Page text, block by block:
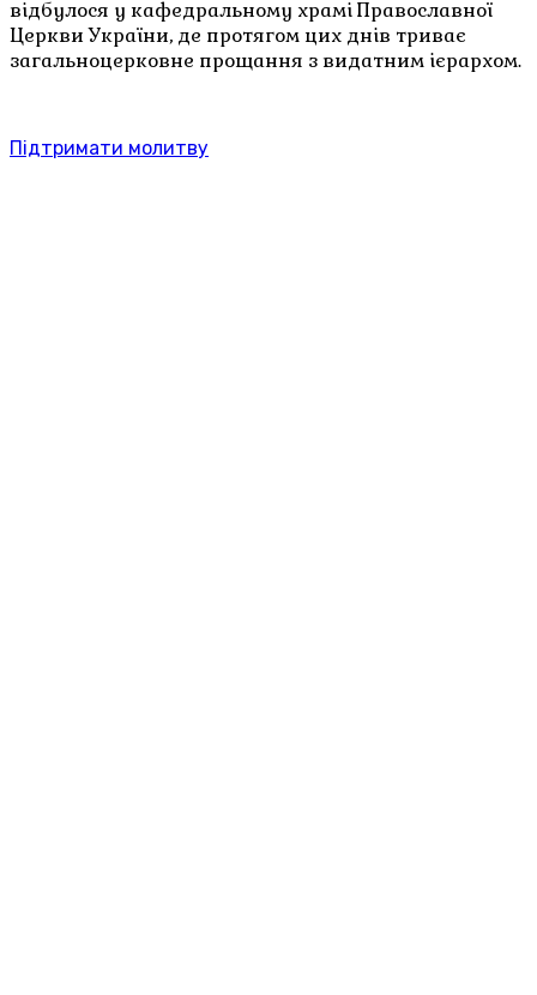
відбулося у кафедральному храмі Православної
Церкви України, де протягом цих днів триває
загальноцерковне прощання з видатним ієрархом.
Підтримати молитву